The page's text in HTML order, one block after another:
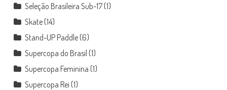
Seleção Brasileira Sub-17(1)
Skate(14)
Stand-UP Paddle(6)
Supercopa do Brasil (1)
Supercopa Feminina (1)
Supercopa Rei (1)